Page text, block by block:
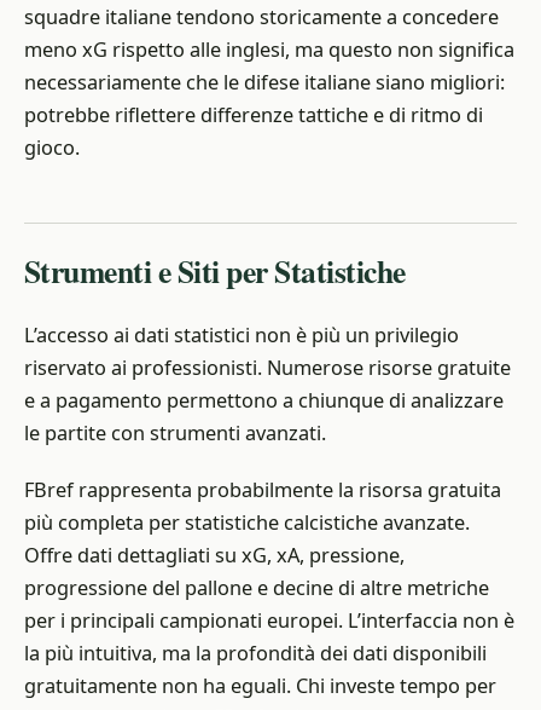
squadre italiane tendono storicamente a concedere
meno xG rispetto alle inglesi, ma questo non significa
necessariamente che le difese italiane siano migliori:
potrebbe riflettere differenze tattiche e di ritmo di
gioco.
Strumenti e Siti per Statistiche
L’accesso ai dati statistici non è più un privilegio
riservato ai professionisti. Numerose risorse gratuite
e a pagamento permettono a chiunque di analizzare
le partite con strumenti avanzati.
FBref rappresenta probabilmente la risorsa gratuita
più completa per statistiche calcistiche avanzate.
Offre dati dettagliati su xG, xA, pressione,
progressione del pallone e decine di altre metriche
per i principali campionati europei. L’interfaccia non è
la più intuitiva, ma la profondità dei dati disponibili
gratuitamente non ha eguali. Chi investe tempo per